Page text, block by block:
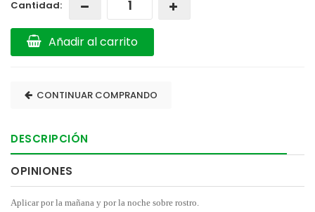
Cantidad:
Añadir al carrito
CONTINUAR COMPRANDO
DESCRIPCIÓN
OPINIONES
Aplicar por la mañana y por la noche sobre rostro.